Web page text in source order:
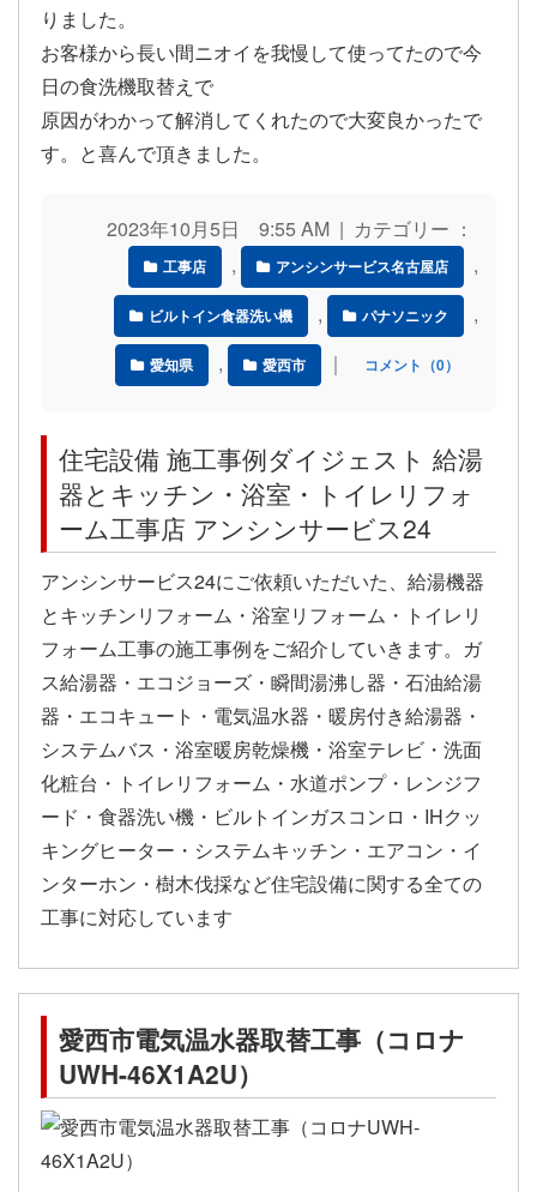
りました。
お客様から長い間ニオイを我慢して使ってたので今
日の食洗機取替えで
原因がわかって解消してくれたので大変良かったで
す。と喜んで頂きました。
2023年10月5日 9:55 AM | カテゴリー ：
工事店 , アンシンサービス名古屋店 ,
ビルトイン食器洗い機 , パナソニック ,
愛知県 , 愛西市 ｜ コメント（0）
住宅設備 施工事例ダイジェスト 給湯
器とキッチン・浴室・トイレリフォ
ーム工事店 アンシンサービス24
アンシンサービス24にご依頼いただいた、給湯機器
とキッチンリフォーム・浴室リフォーム・トイレリ
フォーム工事の施工事例をご紹介していきます。ガ
ス給湯器・エコジョーズ・瞬間湯沸し器・石油給湯
器・エコキュート・電気温水器・暖房付き給湯器・
システムバス・浴室暖房乾燥機・浴室テレビ・洗面
化粧台・トイレリフォーム・水道ポンプ・レンジフ
ード・食器洗い機・ビルトインガスコンロ・IHクッ
キングヒーター・システムキッチン・エアコン・イ
ンターホン・樹木伐採など住宅設備に関する全ての
工事に対応しています
愛西市電気温水器取替工事（コロナ
UWH-46X1A2U）